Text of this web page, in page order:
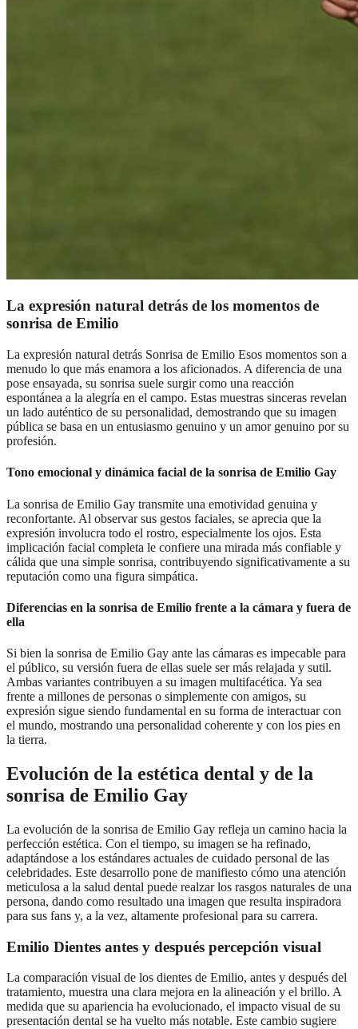
La expresión natural detrás de los momentos de
sonrisa de Emilio
La expresión natural detrás Sonrisa de Emilio Esos momentos son a
menudo lo que más enamora a los aficionados. A diferencia de una
pose ensayada, su sonrisa suele surgir como una reacción
espontánea a la alegría en el campo. Estas muestras sinceras revelan
un lado auténtico de su personalidad, demostrando que su imagen
pública se basa en un entusiasmo genuino y un amor genuino por su
profesión.
Tono emocional y dinámica facial de la sonrisa de Emilio Gay
La sonrisa de Emilio Gay transmite una emotividad genuina y
reconfortante. Al observar sus gestos faciales, se aprecia que la
expresión involucra todo el rostro, especialmente los ojos. Esta
implicación facial completa le confiere una mirada más confiable y
cálida que una simple sonrisa, contribuyendo significativamente a su
reputación como una figura simpática.
Diferencias en la sonrisa de Emilio frente a la cámara y fuera de
ella
Si bien la sonrisa de Emilio Gay ante las cámaras es impecable para
el público, su versión fuera de ellas suele ser más relajada y sutil.
Ambas variantes contribuyen a su imagen multifacética. Ya sea
frente a millones de personas o simplemente con amigos, su
expresión sigue siendo fundamental en su forma de interactuar con
el mundo, mostrando una personalidad coherente y con los pies en
la tierra.
Evolución de la estética dental y de la
sonrisa de Emilio Gay
La evolución de la sonrisa de Emilio Gay refleja un camino hacia la
perfección estética. Con el tiempo, su imagen se ha refinado,
adaptándose a los estándares actuales de cuidado personal de las
celebridades. Este desarrollo pone de manifiesto cómo una atención
meticulosa a la salud dental puede realzar los rasgos naturales de una
persona, dando como resultado una imagen que resulta inspiradora
para sus fans y, a la vez, altamente profesional para su carrera.
Emilio Dientes antes y después percepción visual
La comparación visual de los dientes de Emilio, antes y después del
tratamiento, muestra una clara mejora en la alineación y el brillo. A
medida que su apariencia ha evolucionado, el impacto visual de su
presentación dental se ha vuelto más notable. Este cambio sugiere